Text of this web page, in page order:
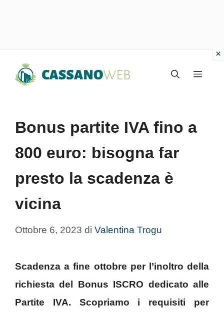
Menu
Bonus partite IVA fino a
800 euro: bisogna far
presto la scadenza è
vicina
Ottobre 6, 2023 di Valentina Trogu
Scadenza a fine ottobre per l’inoltro della
richiesta del Bonus ISCRO dedicato alle
Partite IVA. Scopriamo i requisiti per